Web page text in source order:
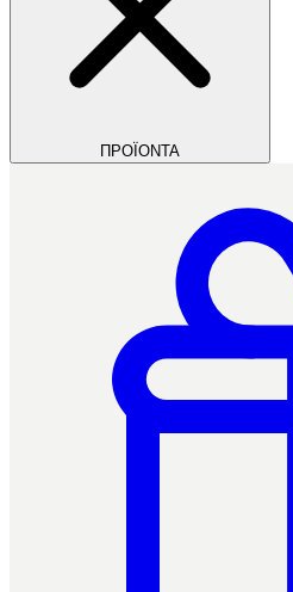
ΠΡΟΪΟΝΤΑ